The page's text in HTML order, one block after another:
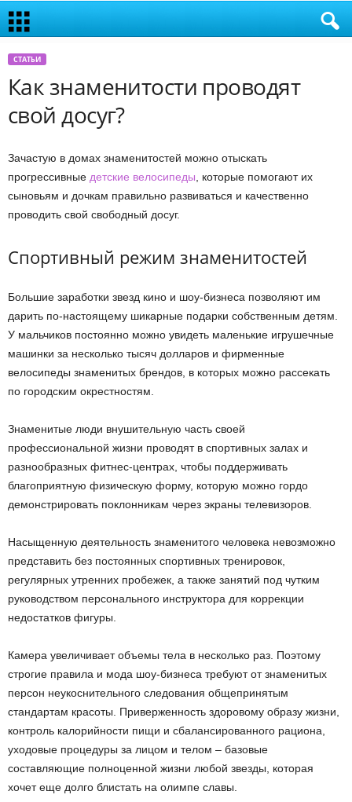
СТАТЬИ
Как знаменитости проводят
свой досуг?
Зачастую в домах знаменитостей можно отыскать
прогрессивные детские велосипеды , которые помогают их
сыновьям и дочкам правильно развиваться и качественно
проводить свой свободный досуг.
Спортивный режим знаменитостей
Большие заработки звезд кино и шоу-бизнеса позволяют им
дарить по-настоящему шикарные подарки собственным детям.
У мальчиков постоянно можно увидеть маленькие игрушечные
машинки за несколько тысяч долларов и фирменные
велосипеды знаменитых брендов, в которых можно рассекать
по городским окрестностям.
Знаменитые люди внушительную часть своей
профессиональной жизни проводят в спортивных залах и
разнообразных фитнес-центрах, чтобы поддерживать
благоприятную физическую форму, которую можно гордо
демонстрировать поклонникам через экраны телевизоров.
Насыщенную деятельность знаменитого человека невозможно
представить без постоянных спортивных тренировок,
регулярных утренних пробежек, а также занятий под чутким
руководством персонального инструктора для коррекции
недостатков фигуры.
Камера увеличивает объемы тела в несколько раз. Поэтому
строгие правила и мода шоу-бизнеса требуют от знаменитых
персон неукоснительного следования общепринятым
стандартам красоты. Приверженность здоровому образу жизни,
контроль калорийности пищи и сбалансированного рациона,
уходовые процедуры за лицом и телом – базовые
составляющие полноценной жизни любой звезды, которая
хочет еще долго блистать на олимпе славы.